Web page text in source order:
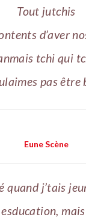
Tout jutchis
d’aver
tchi qui
pas être
Eune Scène
quand j’tais